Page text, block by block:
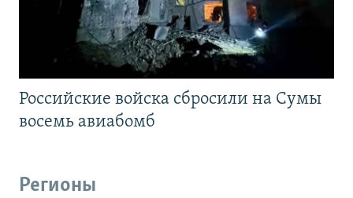
Российские войска сбросили на Сумы
восемь авиабомб
Регионы